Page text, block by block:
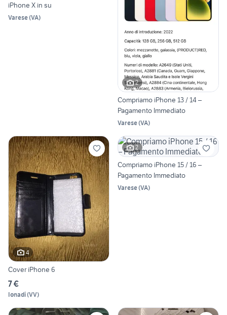
iPhone X in su
Varese(VA)
2
Compriamo iPhone 13 / 14 –
Pagamento Immediato
Varese(VA)
4
Cover iPhone 6
7 €
Ionadi(VV)
2
Compriamo iPhone 15 / 16 –
Pagamento Immediato
Varese(VA)